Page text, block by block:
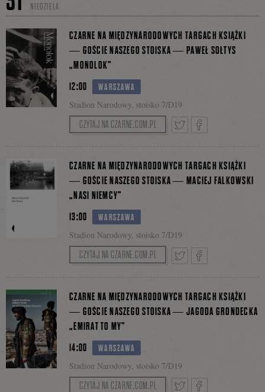
Zapisy: literackiewycieczkirowerowe@gmail.com
Przewidywany czas trwania wycieczki - ok. 2 h.
się
Facebooku
NIEDZIELA
12:00 WARSZAWA
Stadion Narodowy, stoisko 7/D19
CZARNE NA MIĘDZYNARODOWYCH TARGACH KSIĄŻKI
— GOŚCIE NASZEGO STOISKA — PAWEŁ SOŁTYS
„MONOLOK”
CZYTAJ NA CZARNE.COM.PL
na
Facebooku
13:00 WARSZAWA
Stadion Narodowy, stoisko 7/D19
CZARNE NA MIĘDZYNARODOWYCH TARGACH KSIĄŻKI
— GOŚCIE NASZEGO STOISKA — MACIEJ FALKOWSKI
„NASI NIEMCY”
CZYTAJ NA CZARNE.COM.PL
na
14:00 WARSZAWA
Stadion Narodowy, stoisko 7/D19
CZARNE NA MIĘDZYNARODOWYCH TARGACH KSIĄŻKI
— GOŚCIE NASZEGO STOISKA — JAGODA GRONDECKA
„EMIRAT TO MY”
CZYTAJ NA CZARNE.COM.PL